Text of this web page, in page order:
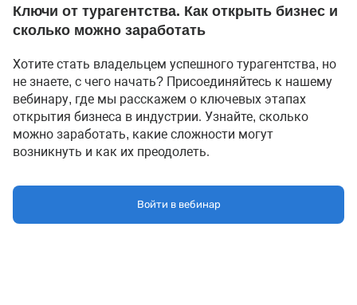
Ключи от турагентства. Как открыть бизнес и
сколько можно заработать
Хотите стать владельцем успешного турагентства, но
не знаете, с чего начать? Присоединяйтесь к нашему
вебинару, где мы расскажем о ключевых этапах
открытия бизнеса в индустрии. Узнайте, сколько
можно заработать, какие сложности могут
возникнуть и как их преодолеть.
Когда: 19 декабря в 11:00(МСК)
: Мария Пантелеева — эксперт по туризму с
опытом более 15 лет работы в Travel, в проектах
Войти в вебинар